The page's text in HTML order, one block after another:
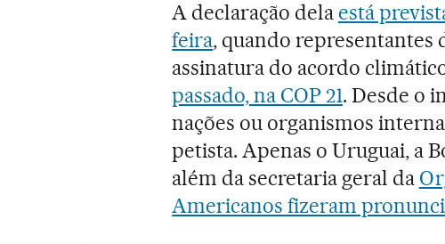
A declaração dela está
feira, quando representantes
assinatura do acordo
passado, na COP 21. Desde o
nações ou organismos
petista. Apenas o Uruguai, a
além da secretaria geral da
Americanos fizeram